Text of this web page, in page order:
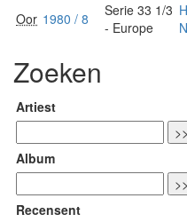
Oor 1980 / 8
Serie 33 1/3
- Europe
Zoeken
Artiest
Album
Recensent